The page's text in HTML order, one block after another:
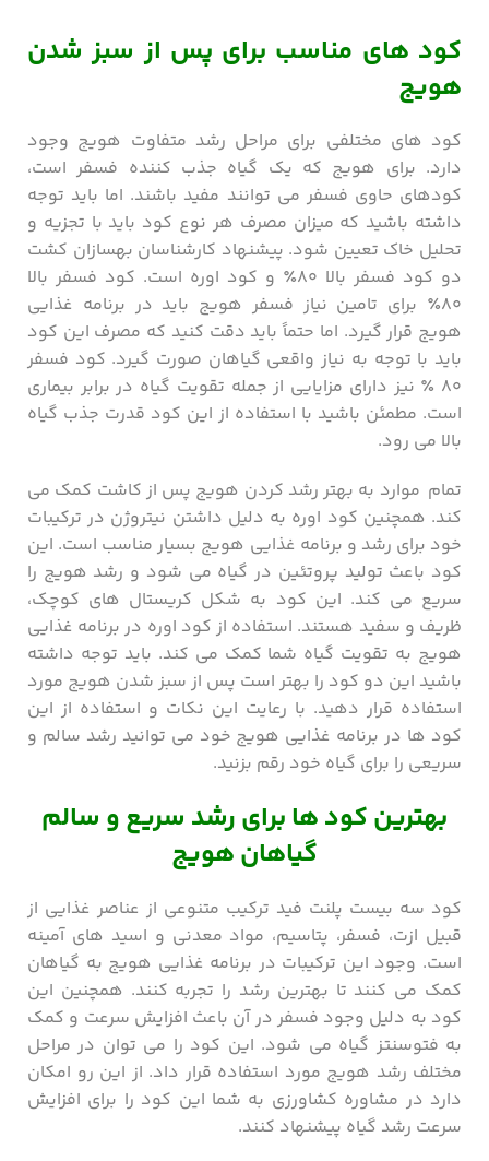
کود های مناسب برای پس از سبز شدن
هویج
کود های مختلفی برای مراحل رشد متفاوت هویج وجود
دارد. برای هویج که یک گیاه جذب ‌کننده فسفر است،
کودهای حاوی فسفر می ‌توانند مفید باشند. اما باید توجه
داشته باشید که میزان مصرف هر نوع کود باید با تجزیه و
تحلیل خاک تعیین شود. پیشنهاد کارشناسان بهسازان کشت
دو کود فسفر بالا ۸۰٪ و کود اوره است. کود فسفر بالا
۸۰٪ برای تامین نیاز فسفر هویج باید در برنامه غذایی
هویج قرار گیرد. اما حتماً باید دقت کنید که مصرف این کود
باید با توجه به نیاز واقعی گیاهان صورت گیرد. کود فسفر
۸۰ ٪ نیز دارای مزایایی از جمله تقویت گیاه در برابر بیماری
است. مطمئن باشید با استفاده از این کود قدرت جذب گیاه
بالا می رود.
تمام موارد به بهتر رشد کردن هویج پس از کاشت کمک می
کند. همچنین کود اوره به دلیل داشتن نیتروژن در ترکیبات
خود برای رشد و برنامه غذایی هویج بسیار مناسب است. این
کود باعث تولید پروتئین در گیاه می شود و رشد هویج را
سریع می کند. این کود به شکل کریستال های کوچک،
ظریف و سفید هستند. استفاده از کود اوره در برنامه غذایی
هویج به تقویت گیاه شما کمک می کند. باید توجه داشته
باشید این دو کود را بهتر است پس از سبز شدن هویج مورد
استفاده قرار دهید. با رعایت این نکات و استفاده از این
کود ها در برنامه غذایی هویج خود می توانید رشد سالم و
سریعی را برای گیاه خود رقم بزنید.
بهترین کود ها برای رشد سریع و سالم
گیاهان هویج
کود سه بیست پلنت فید ترکیب متنوعی از عناصر غذایی از
قبیل ازت، فسفر، پتاسیم، مواد معدنی و اسید های آمینه
است. وجود این ترکیبات در برنامه غذایی هویج به گیاهان
کمک می ‌کنند تا بهترین رشد را تجربه کنند. همچنین این
کود به دلیل وجود فسفر در آن باعث افزایش سرعت و کمک
به فتوسنتز گیاه می شود. این کود را می توان در مراحل
مختلف رشد هویج مورد استفاده قرار داد. از این رو امکان
دارد در مشاوره کشاورزی به شما این کود را برای افزایش
سرعت رشد گیاه پیشنهاد کنند.